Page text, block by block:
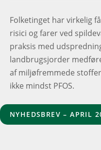
Folketinget har virkelig
risici og farer ved
praksis med
landbrugsjorder
af miljøfremmede
ikke mindst PFOS.
NYHEDSBREV – APRIL